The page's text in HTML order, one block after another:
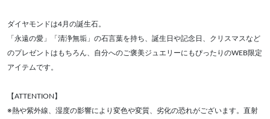
ダイヤモンドは4月の誕生石。
「永遠の愛」「清浄無垢」の石言葉を持ち、誕生日や記念日、クリスマスなど
のプレゼントはもちろん、自分へのご褒美ジュエリーにもぴったりのWEB限定
アイテムです。
【ATTENTION】
※熱や紫外線、湿度の影響により変色や変質、劣化の恐れがございます。直射